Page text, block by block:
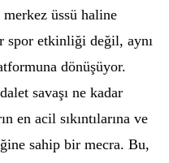
merkez üssü haline
spor etkinliği değil, aynı
dönüşüyor.
savaşı ne kadar
en acil sıkıntılarına ve
sahip bir mecra. Bu,